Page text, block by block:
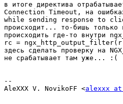
в итоге директива
Connection Timeout, на
while sending response to
происходит... то-бишь
происходить где-то
rc = ngx_http_output_filter(r,
здесь сделать проверку на
не срабатывает там уже... :(
--
AleXXX V. NovikoFF <alexxx